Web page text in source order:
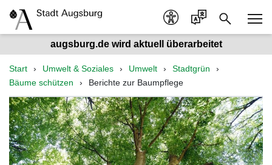
augsburg.de wird aktuell überarbeitet
Start Umwelt & Soziales Umwelt
Stadtgrün
Bäume schützen
Berichte zur Baumpflege